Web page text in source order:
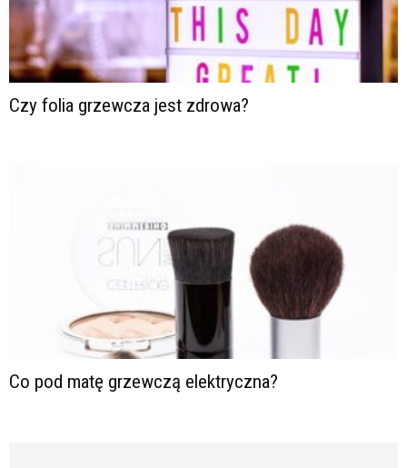
Czy folia grzewcza jest zdrowa?
Co pod matę grzewczą elektryczna?